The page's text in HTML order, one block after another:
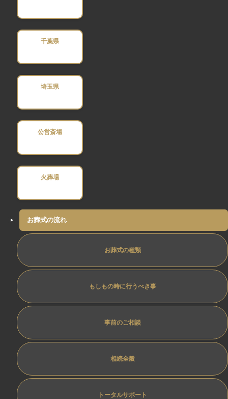
千葉県
埼玉県
公営斎場
火葬場
お葬式の流れ
お葬式の種類
もしもの時に行うべき事
事前のご相談
相続全般
トータルサポート